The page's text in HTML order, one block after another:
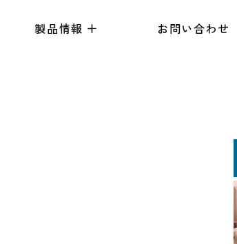
製品情報 お問い合わせ